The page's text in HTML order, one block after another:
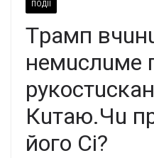
ПОДІЇ
Тpaмп
нeмucлuмe
Кuтaю.Чu
йoгo Ci?